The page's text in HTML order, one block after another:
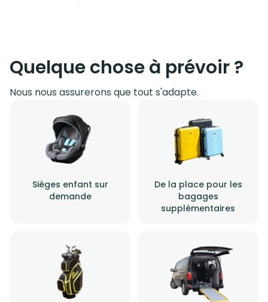
Quelque chose à prévoir ?
Nous nous assurerons que tout s'adapte.
Sièges enfant sur
demande
De la place pour les
bagages
supplémentaires